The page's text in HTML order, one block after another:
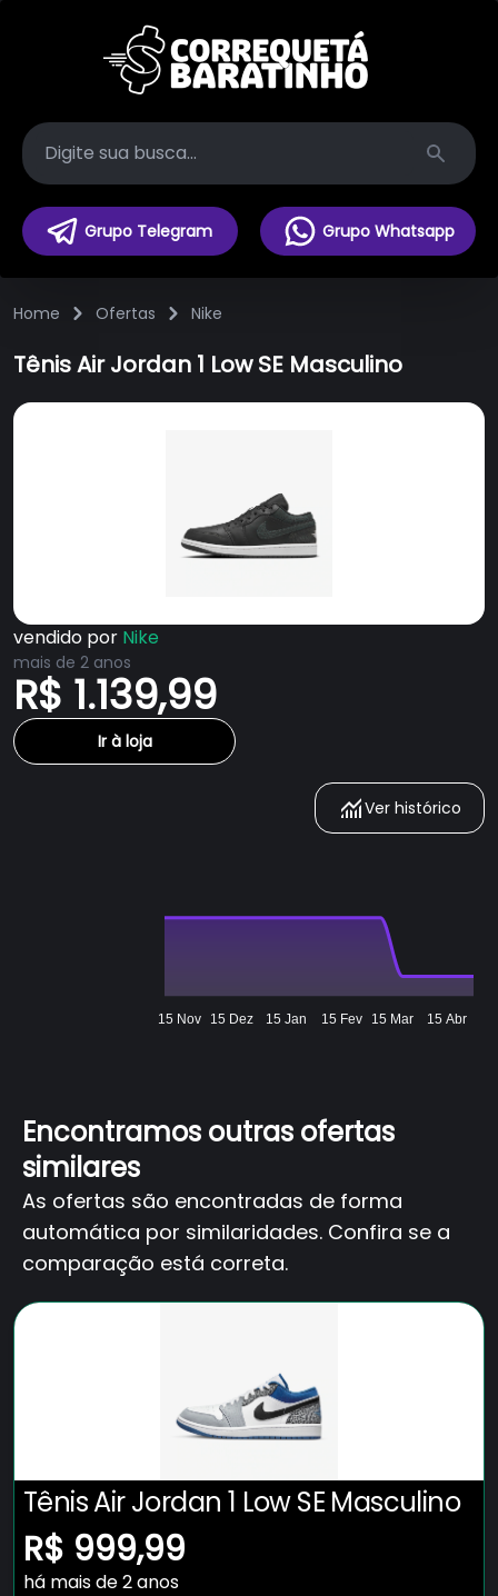
Search
Grupo Telegram Grupo Whatsapp
Home Ofertas Nike
Tênis Air Jordan 1 Low SE Masculino
vendido por Nike
mais de 2 anos
R$ 1.139,99
Ir à loja
Ver histórico
15 Nov 15 Dez 15 Jan 15 Fev 15 Mar 15 Abr
Encontramos outras ofertas
similares
As ofertas são encontradas de forma
automática por similaridades. Confira se a
comparação está correta.
Tênis Air Jordan 1 Low SE Masculino
R$ 999,99
há mais de 2 anos